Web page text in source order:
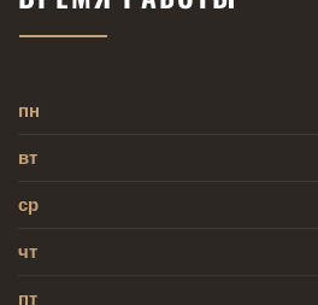
пн
вт
ср
чт
пт